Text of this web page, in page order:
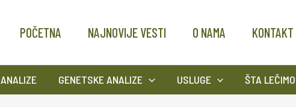
POČETNA NAJNOVIJE VESTI O NAMA KONTAKT
ANALIZE GENETSKE ANALIZE USLUGE ŠTA